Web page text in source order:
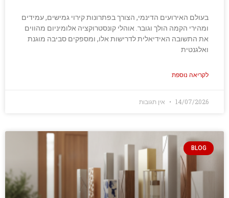
בעולם האירועים הדינמי, הצורך בפתרונות קירוי גמישים, עמידים
ומהירי הקמה הולך וגובר. אוהלי קונסטרוקציה אלומיניום מהווים
את התשובה האידיאלית לדרישות אלו, ומספקים סביבה מוגנת
ואלגנטית
לקריאה נוספת
14/07/2026 אין תגובות
BLOG